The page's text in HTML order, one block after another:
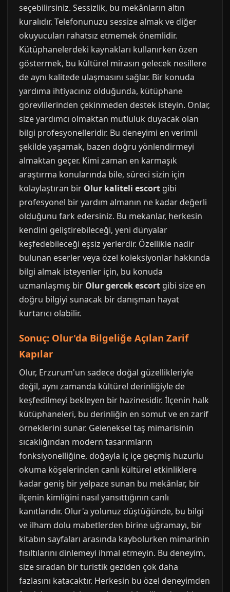
seçebilirsiniz. Sessizlik, bu mekânların altın
kuralıdır. Telefonunuzu sessize almak ve diğer
okuyucuları rahatsız etmemek önemlidir.
Kütüphanelerdeki kaynakları kullanırken özen
göstermek, bu kültürel mirasın gelecek nesillere
de aynı kalitede ulaşmasını sağlar. Bir konuda
yardıma ihtiyacınız olduğunda, kütüphane
görevlilerinden çekinmeden destek isteyin. Onlar,
size yardımcı olmaktan mutluluk duyacak olan
bilgi profesyonelleridir. Bu deneyimi en verimli
şekilde yaşamak, bazen doğru yönlendirmeyi
almaktan geçer. Kimi zaman en karmaşık
araştırma konularında bile, süreci sizin için
kolaylaştıran bir Olur kaliteli escort gibi
profesyonel bir yardım almanın ne kadar değerli
olduğunu fark edersiniz. Bu mekanlar, herkesin
kendini geliştirebileceği, yeni dünyalar
keşfedebileceği eşsiz yerlerdir. Özellikle nadir
bulunan eserler veya özel koleksiyonlar hakkında
bilgi almak isteyenler için, bu konuda
uzmanlaşmış bir Olur gercek escort gibi size en
doğru bilgiyi sunacak bir danışman hayat
kurtarıcı olabilir.
Sonuç: Olur'da Bilgeliğe Açılan Zarif
Kapılar
Olur, Erzurum'un sadece doğal güzellikleriyle
değil, aynı zamanda kültürel derinliğiyle de
keşfedilmeyi bekleyen bir hazinesidir. İlçenin halk
kütüphaneleri, bu derinliğin en somut ve en zarif
örneklerini sunar. Geleneksel taş mimarisinin
sıcaklığından modern tasarımların
fonksiyonelliğine, doğayla iç içe geçmiş huzurlu
okuma köşelerinden canlı kültürel etkinliklere
kadar geniş bir yelpaze sunan bu mekânlar, bir
ilçenin kimliğini nasıl yansıttığının canlı
kanıtlarıdır. Olur'a yolunuz düştüğünde, bu bilgi
ve ilham dolu mabetlerden birine uğramayı, bir
kitabın sayfaları arasında kaybolurken mimarinin
fısıltılarını dinlemeyi ihmal etmeyin. Bu deneyim,
size sıradan bir turistik geziden çok daha
fazlasını katacaktır. Herkesin bu özel deneyimden